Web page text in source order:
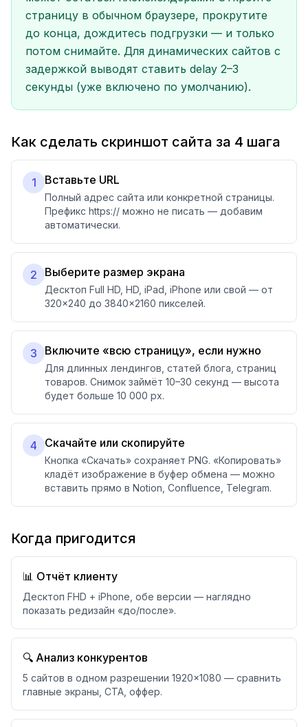
страницу в обычном браузере, прокрутите
до конца, дождитесь подгрузки — и только
потом снимайте. Для динамических сайтов с
задержкой выводят ставить delay 2–3
секунды (уже включено по умолчанию).
Как сделать скриншот сайта за 4 шага
1 Вставьте URL
Полный адрес сайта или конкретной страницы.
Префикс https:// можно не писать — добавим
автоматически.
2 Выберите размер экрана
Десктоп Full HD, HD, iPad, iPhone или свой — от
320×240 до 3840×2160 пикселей.
3 Включите «всю страницу», если нужно
Для длинных лендингов, статей блога, страниц
товаров. Снимок займёт 10–30 секунд — высота
будет больше 10 000 px.
4 Скачайте или скопируйте
Кнопка «Скачать» сохраняет PNG. «Копировать»
кладёт изображение в буфер обмена — можно
вставить прямо в Notion, Confluence, Telegram.
Когда пригодится
📊 Отчёт клиенту
Десктоп FHD + iPhone, обе версии — наглядно
показать редизайн «до/после».
🔍 Анализ конкурентов
5 сайтов в одном разрешении 1920×1080 — сравнить
главные экраны, CTA, оффер.